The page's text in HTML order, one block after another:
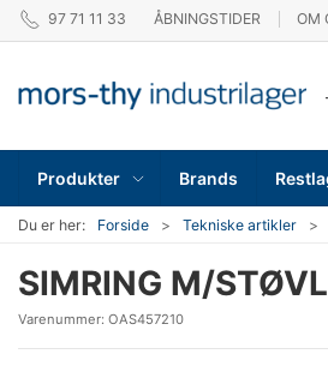
97 71 11 33 ÅBNINGSTIDER OM
Produkter Brands
Du er her: Forside Tekniske artikler
SIMRING M/
Varenummer: OAS457210